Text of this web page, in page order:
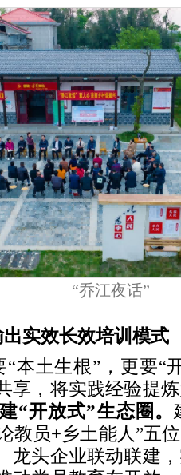
“乔江夜话”
实效长效培训模式
本土生根”，更要“
享，将实践经验提
“开放式”生态圈。
教员+乡土能人”五
龙头企业联动联建